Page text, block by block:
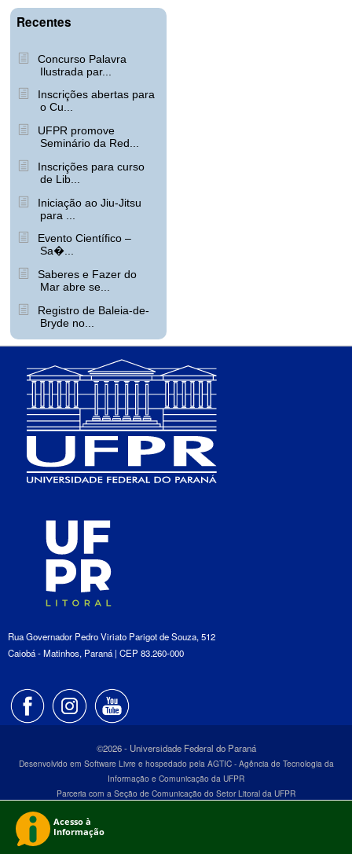
Recentes
Concurso Palavra
Ilustrada par...
Inscrições abertas para
o Cu...
UFPR promove
Seminário da Red...
Inscrições para curso
de Lib...
Iniciação ao Jiu-Jitsu
para ...
Evento Científico –
Sa�...
Saberes e Fazer do
Mar abre se...
Registro de Baleia-de-
Bryde no...
Rua Governador Pedro Viriato Parigot de Souza, 512
Caiobá - Matinhos, Paraná | CEP 83.260-000
©2026 - Universidade Federal do Paraná
Desenvolvido em Software Livre e hospedado pela AGTIC - Agência de Tecnologia da
Informação e Comunicação da UFPR
Parceria com a Seção de Comunicação do Setor Litoral da UFPR